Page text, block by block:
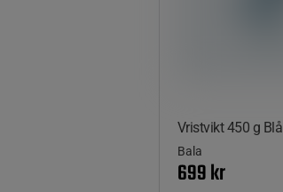
Vristvikt 450 g Blå
Bala
699 kr